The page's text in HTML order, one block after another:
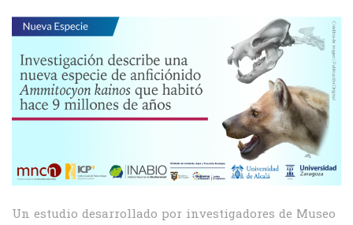
Un estudio desarrollado por investigadores de Museo